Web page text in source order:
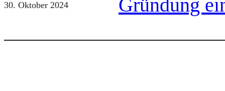
30. Oktober 2024 Gründung